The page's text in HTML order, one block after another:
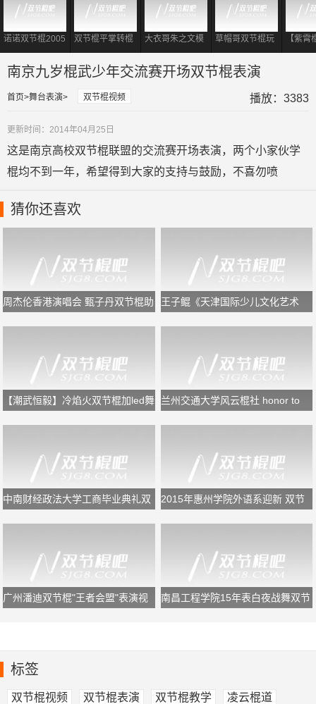
诺诺双节棍2005
经典双棍视频
双节棍平掌转棍
到底有多重要?
对于初学者够用
了!
大衣哥朱之文模
仿李小龙 现场耍
起双节棍表演
草帽哥双节棍玩
出大侠风范
【紫霄
霄II：
南京九岁棍武少年交流赛开场双节棍表演
首页 舞台表演 双节棍视频 播放：3383
更新时间：2014年04月25日
这是南京高校双节棍联盟的交流赛开场表演，两个小家伙学
棍均不到一年，希望得到大家的支持与鼓励，不喜勿喷
猜你还喜欢
周杰伦香港演唱会 甄子丹双节棍助
王子鲲《天津国际少儿文化艺术
【潮武恒毅】冷焰火双节棍加led舞
兰州交通大学风云棍社 honor to
中南财经政法大学工商毕业典礼双
2015年惠州学院外语系迎新 双节
广州潘迪双节棍"王者会盟"表演视
南昌工程学院15年表白夜战舞双节
标签
双节棍视频 双节棍表演 双节棍教学 凌云棍道